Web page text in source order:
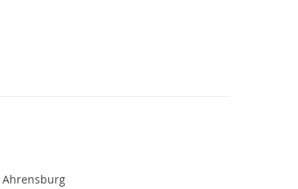
Ahrensburg